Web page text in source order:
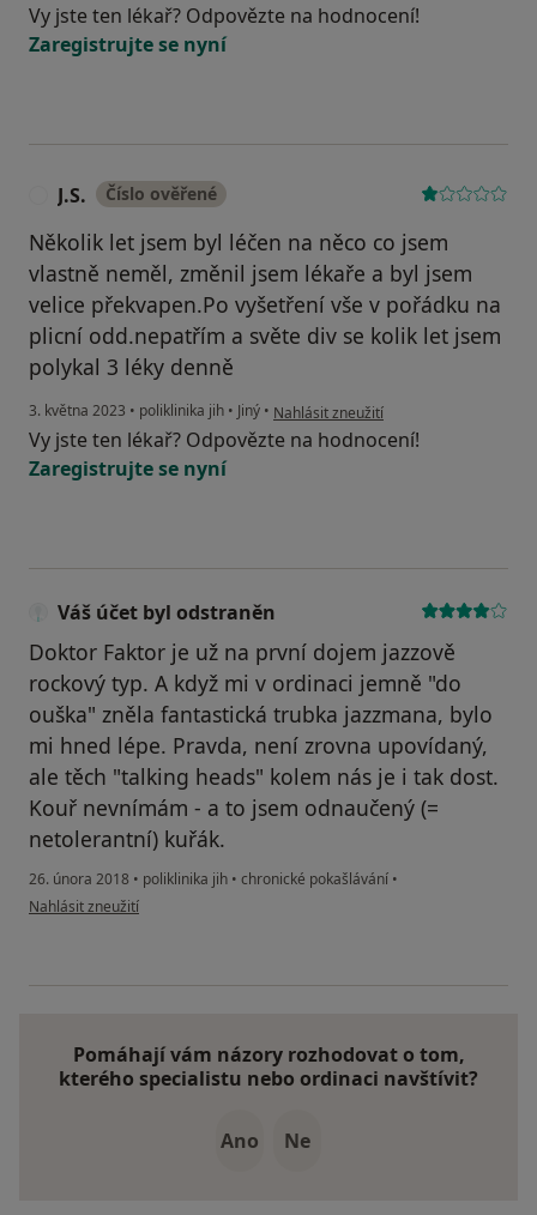
Vy jste ten lékař? Odpovězte na hodnocení!
Zaregistrujte se nyní
J.S. Číslo ověřené
Několik let jsem byl léčen na něco co jsem
vlastně neměl, změnil jsem lékaře a byl jsem
velice překvapen.Po vyšetření vše v pořádku na
plicní odd.nepatřím a světe div se kolik let jsem
polykal 3 léky denně
3. května 2023 • poliklinika jih • Jiný • podle názoru uživatele J.S.
Nahlásit zneužití
Vy jste ten lékař? Odpovězte na hodnocení!
Zaregistrujte se nyní
Váš účet byl odstraněn
Doktor Faktor je už na první dojem jazzově
rockový typ. A když mi v ordinaci jemně "do
ouška" zněla fantastická trubka jazzmana, bylo
mi hned lépe. Pravda, není zrovna upovídaný,
ale těch "talking heads" kolem nás je i tak dost.
Kouř nevnímám - a to jsem odnaučený (=
netolerantní) kuřák.
26. února 2018 • poliklinika jih • chronické pokašlávání •
podle názoru uživatele Váš účet byl odstraněn
Nahlásit zneužití
Pomáhají vám názory rozhodovat o tom,
kterého specialistu nebo ordinaci navštívit?
Ano Ne